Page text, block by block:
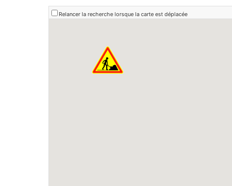
Relancer la recherche lorsque la carte est déplacée